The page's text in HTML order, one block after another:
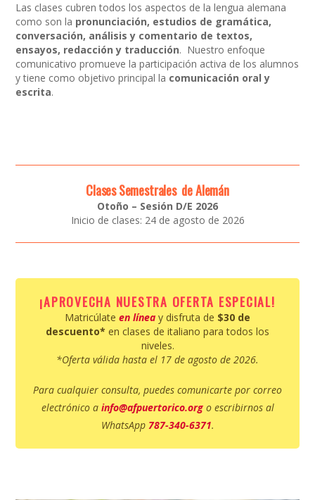
Las clases cubren todos los aspectos de la lengua alemana
como son la pronunciación, estudios de gramática,
conversación, análisis y comentario de textos,
ensayos, redacción y traducción. Nuestro enfoque
comunicativo promueve la participación activa de los alumnos
y tiene como objetivo principal la comunicación oral y
escrita.
Clases Semestrales de Alemán
Otoño – Sesión D/E 2026
Inicio de clases: 24 de agosto de 2026
¡APROVECHA NUESTRA OFERTA ESPECIAL!
Matricúlate en línea y disfruta de $30 de
descuento* en clases de italiano para todos los
niveles.
*Oferta válida hasta el 17 de agosto de 2026.
Para cualquier consulta, puedes comunicarte por correo
electrónico a info@afpuertorico.orgo escribirnos al
WhatsApp 787-340-6371.